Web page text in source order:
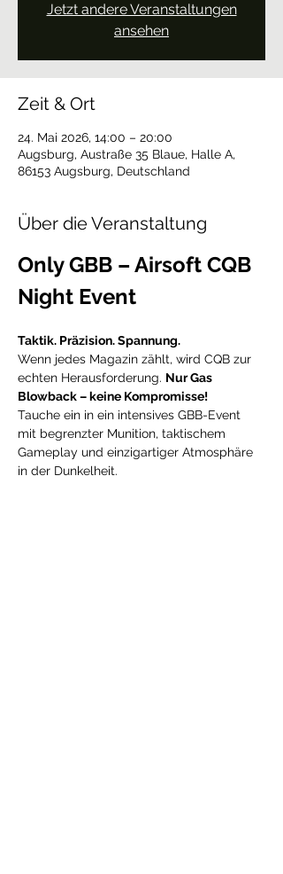
Jetzt andere Veranstaltungen
ansehen
Zeit & Ort
24. Mai 2026, 14:00 – 20:00
Augsburg, Austraße 35 Blaue, Halle A,
86153 Augsburg, Deutschland
Über die Veranstaltung
Only GBB – Airsoft CQB
Night Event
Taktik. Präzision. Spannung.
Wenn jedes Magazin zählt, wird CQB zur
echten Herausforderung. Nur Gas
Blowback – keine Kompromisse!
Tauche ein in ein intensives GBB-Event
mit begrenzter Munition, taktischem
Gameplay und einzigartiger Atmosphäre
in der Dunkelheit.